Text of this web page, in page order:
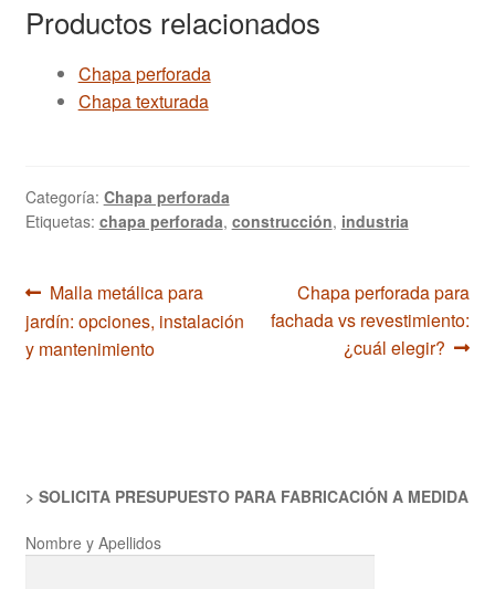
Productos relacionados
Chapa perforada
Chapa texturada
Categoría: Chapa perforada
Etiquetas: chapa perforada, construcción, industria
Navegación
de
Anterior:
Malla metálica para
jardín: opciones, instalación
y mantenimiento
Siguiente:
Chapa perforada para
fachada vs revestimiento:
¿cuál elegir?
> SOLICITA PRESUPUESTO PARA FABRICACIÓN A MEDIDA
Nombre y Apellidos